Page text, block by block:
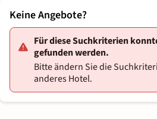
Keine Angebote?
Für diese Suchkriterien
gefunden werden.
Bitte ändern Sie die
anderes Hotel.